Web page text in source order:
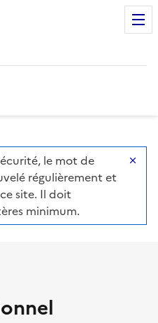
desle mot de
régulièrement et
site. Il doit
minimum.